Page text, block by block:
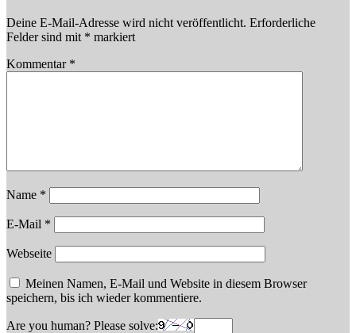
Deine E-Mail-Adresse wird nicht veröffentlicht. Erforderliche
Felder sind mit * markiert
Kommentar *
Name *
E-Mail *
Webseite
Meinen Namen, E-Mail und Website in diesem Browser
speichern, bis ich wieder kommentiere.
Are you human? Please solve: